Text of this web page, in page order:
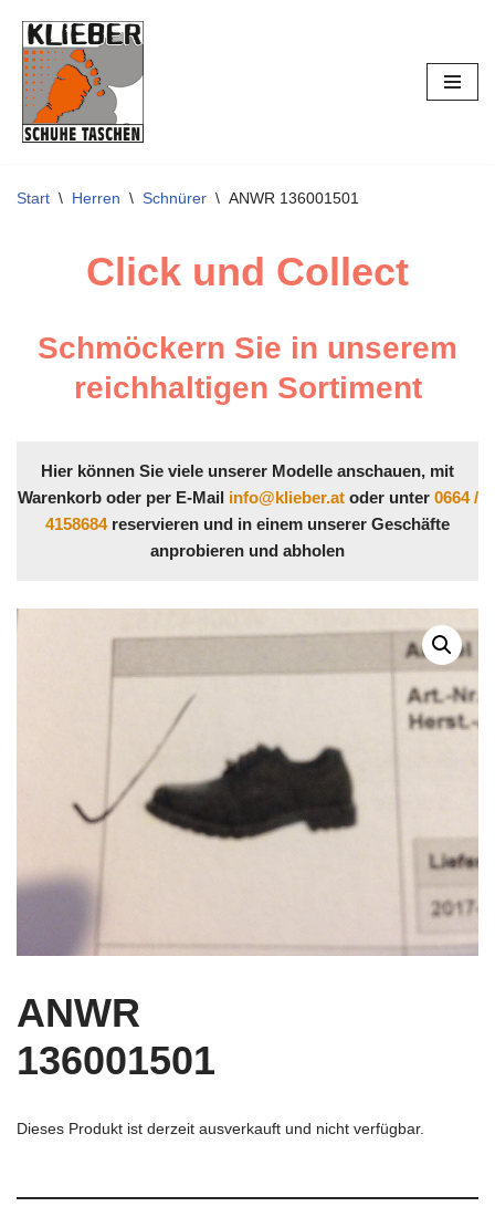
Zum
Inhalt
springen
Start \ Herren \ Schnürer \ ANWR 136001501
Click und Collect
Schmöckern Sie in unserem
reichhaltigen Sortiment
Hier können Sie viele unserer Modelle anschauen, mit
Warenkorb oder per E-Mail info@klieber.atoder unter 0664 /
4158684reservieren und in einem unserer Geschäfte
anprobieren und abholen
ANWR
136001501
Dieses Produkt ist derzeit ausverkauft und nicht verfügbar.